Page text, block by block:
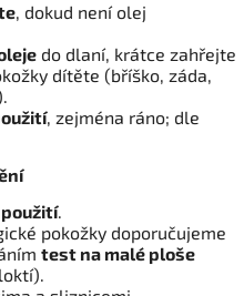
, dokud není olej
do dlaní, krátce zahřejte
dítěte (bříško, záda,
, zejména ráno; dle
použití.
pokožky doporučujeme
test na malé ploše